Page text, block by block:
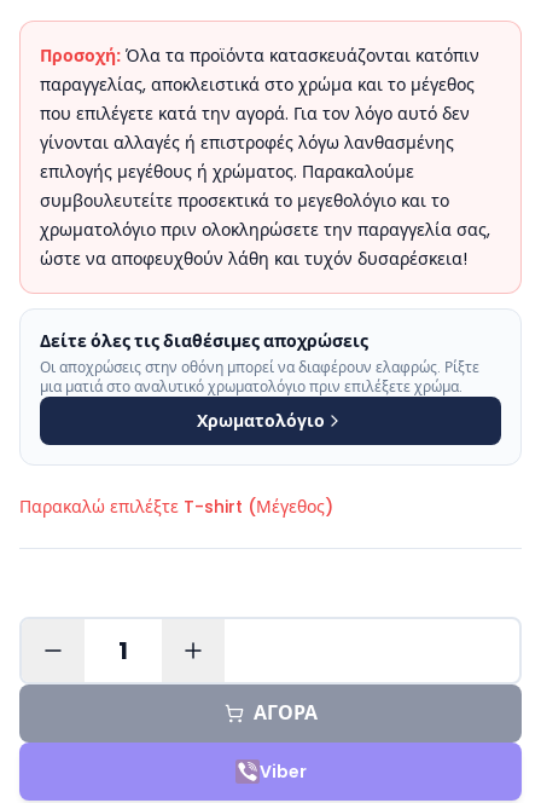
Προσοχή: Όλα τα προϊόντα κατασκευάζονται κατόπιν
παραγγελίας, αποκλειστικά στο χρώμα και το μέγεθος
που επιλέγετε κατά την αγορά. Για τον λόγο αυτό δεν
γίνονται αλλαγές ή επιστροφές λόγω λανθασμένης
επιλογής μεγέθους ή χρώματος. Παρακαλούμε
συμβουλευτείτε προσεκτικά το μεγεθολόγιο και το
χρωματολόγιο πριν ολοκληρώσετε την παραγγελία σας,
ώστε να αποφευχθούν λάθη και τυχόν δυσαρέσκεια!
Δείτε όλες τις διαθέσιμες αποχρώσεις
Οι αποχρώσεις στην οθόνη μπορεί να διαφέρουν ελαφρώς. Ρίξτε
μια ματιά στο αναλυτικό χρωματολόγιο πριν επιλέξετε χρώμα.
Χρωματολόγιο
Παρακαλώ επιλέξτε T-shirt (Μέγεθος)
1
ΑΓΟΡΑ
Viber